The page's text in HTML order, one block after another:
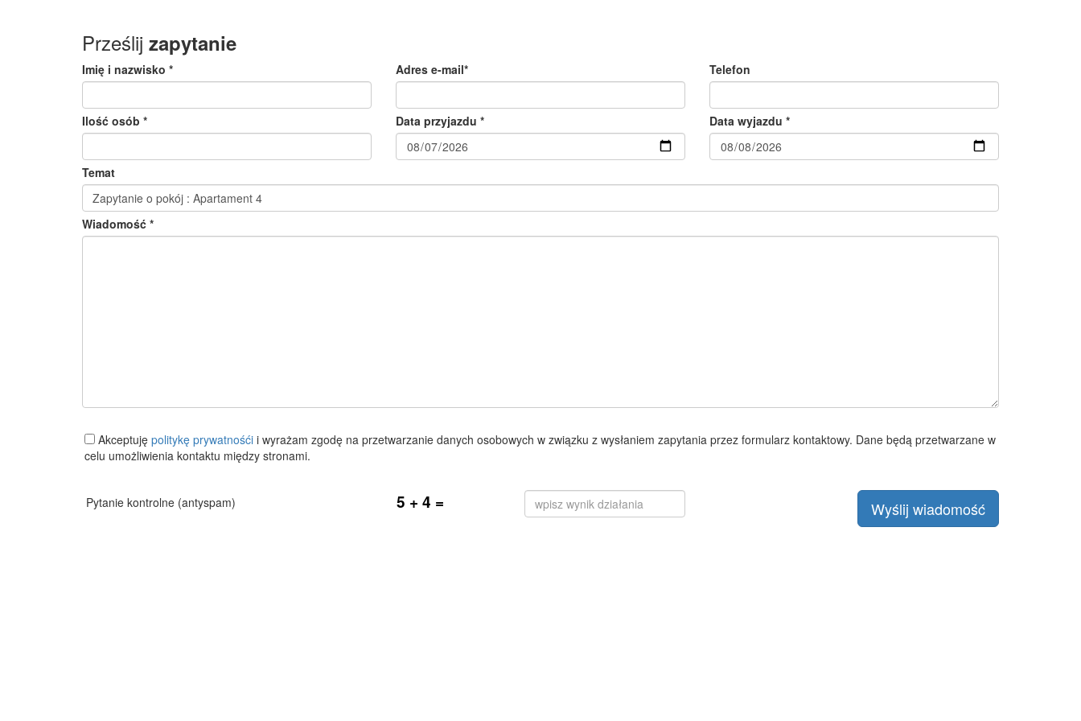
Prześlij zapytanie
Imię i nazwisko * Adres e-mail* Telefon
Ilość osób * Data przyjazdu * Data wyjazdu *
Temat
Wiadomość *
Akceptuję politykę prywatnośći i wyrażam zgodę na przetwarzanie danych osobowych w związku z wysłaniem zapytania przez formularz kontaktowy. Dane będą przetwarzane w
celu umożliwienia kontaktu między stronami.
Pytanie kontrolne (antyspam) 5 + 4 =